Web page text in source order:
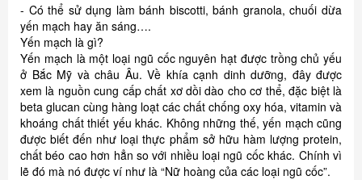
- Có thể sử dụng làm bánh biscotti, bánh granola, chuối dừa
yến mạch hay ăn sáng….
Yến mạch là gì?
Yến mạch là một loại ngũ cốc nguyên hạt được trồng chủ yếu
ở Bắc Mỹ và châu Âu. Về khía cạnh dinh dưỡng, đây được
xem là nguồn cung cấp chất xơ dồi dào cho cơ thể, đặc biệt là
beta glucan cùng hàng loạt các chất chống oxy hóa, vitamin và
khoáng chất thiết yếu khác. Không những thế, yến mạch cũng
được biết đến như loại thực phẩm sở hữu hàm lượng protein,
chất béo cao hơn hẳn so với nhiều loại ngũ cốc khác. Chính vì
lẽ đó mà nó được ví như là “Nữ hoàng của các loại ngũ cốc”.